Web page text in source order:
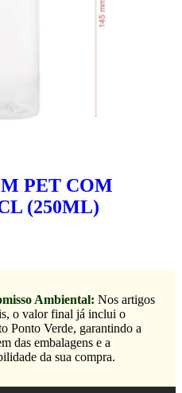
PET COM
(250ML)
Ambiental: Nos artigos
o valor final já inclui o
Ponto Verde, garantindo a
das embalagens e a
da sua compra.